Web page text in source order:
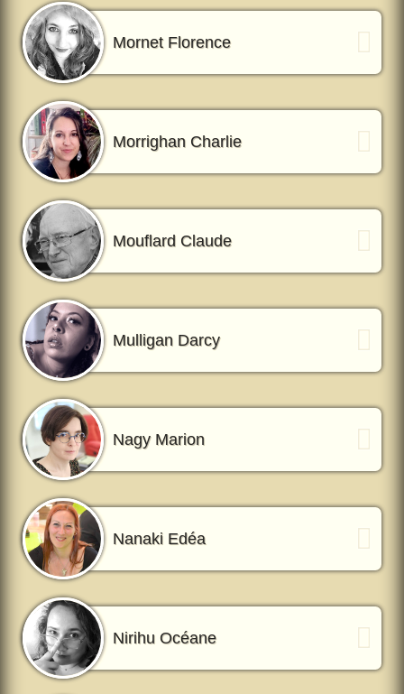
Mornet Florence
Morrighan Charlie
Mouflard Claude
Mulligan Darcy
Nagy Marion
Nanaki Edéa
Nirihu Océane